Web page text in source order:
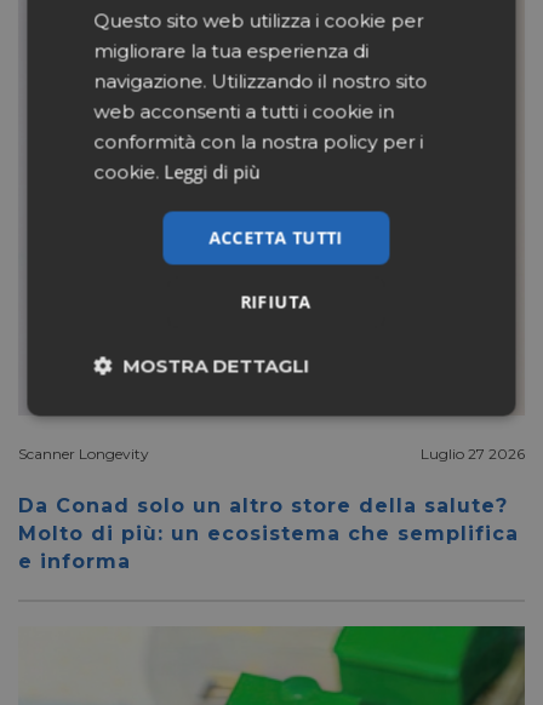
Scanner Longevity Luglio 27 2026
Da Conad solo un altro store della salute?
Molto di più: un ecosistema che semplifica
e informa
Questo sito web utilizza i cookie per
migliorare la tua esperienza di
navigazione. Utilizzando il nostro sito
web acconsenti a tutti i cookie in
conformità con la nostra policy per i
cookie. Leggi di più
ACCETTA TUTTI
RIFIUTA
MOSTRA DETTAGLI
Necessari Marketing
Non classificati
Marketing Non classificati